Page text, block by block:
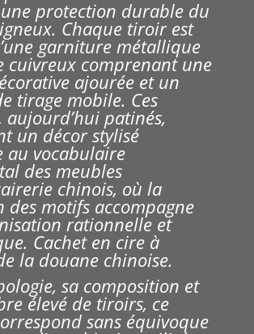
protection durable du
Chaque tiroir est
garniture métallique
cuivreux comprenant une
ajourée et un
tirage mobile. Ces
aujourd’hui patinés,
un décor stylisé
au vocabulaire
des meubles
chinois, où la
des motifs accompagne
rationnelle et
Cachet en cire à
la douane chinoise.
sa composition et
élevé de tiroirs, ce
sans équivoque